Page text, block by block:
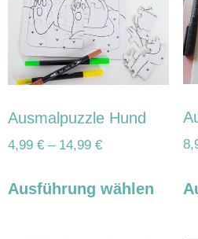
Ausmalpuzzle Hund
4,99 € – 14,99 €
Ausführung wählen